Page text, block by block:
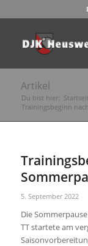
Artikel
Du bist hier:
Trainingsbeginn
5. September 2022
Die
TT startete am